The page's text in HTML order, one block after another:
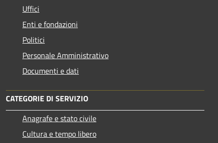
Uffici
Enti e fondazioni
Politici
Personale Amministrativo
Documenti e dati
CATEGORIE DI SERVIZIO
Anagrafe e stato civile
Cultura e tempo libero